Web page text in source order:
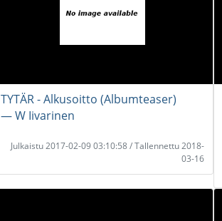
TYTÄR - Alkusoitto (Albumteaser)
― W Iivarinen
Julkaistu 2017-02-09 03:10:58 / Tallennettu 2018-
03-16